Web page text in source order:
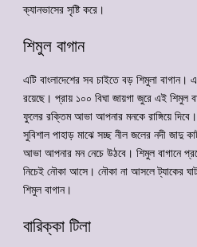
ক্যানভাসের সৃষ্টি করে।
শিমুল বাগান
এটি বাংলাদেশের সব চাইতে বড় শিমুলা বাগান।
রয়েছে। প্রায় ১০০ বিঘা জায়গা জুরে এই শিমুল
ফুলের রক্তিম আভা আপনার মনকে রাঙ্গিয়ে
সুবিশাল পাহাড় মাঝে সচ্ছ নীল জলের নদী জাদু
আভা আপনার মন নেচে উঠবে। শিমুল বাগানে
নিচেই নৌকা আসে। নৌকা না আসলে ট্যাকের
শিমুল বাগান।
বারিক্কা টিলা